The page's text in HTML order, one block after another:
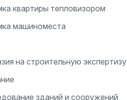
квартиры тепловизором
машиноместа
на строительную экспертизу
зданий и сооружений